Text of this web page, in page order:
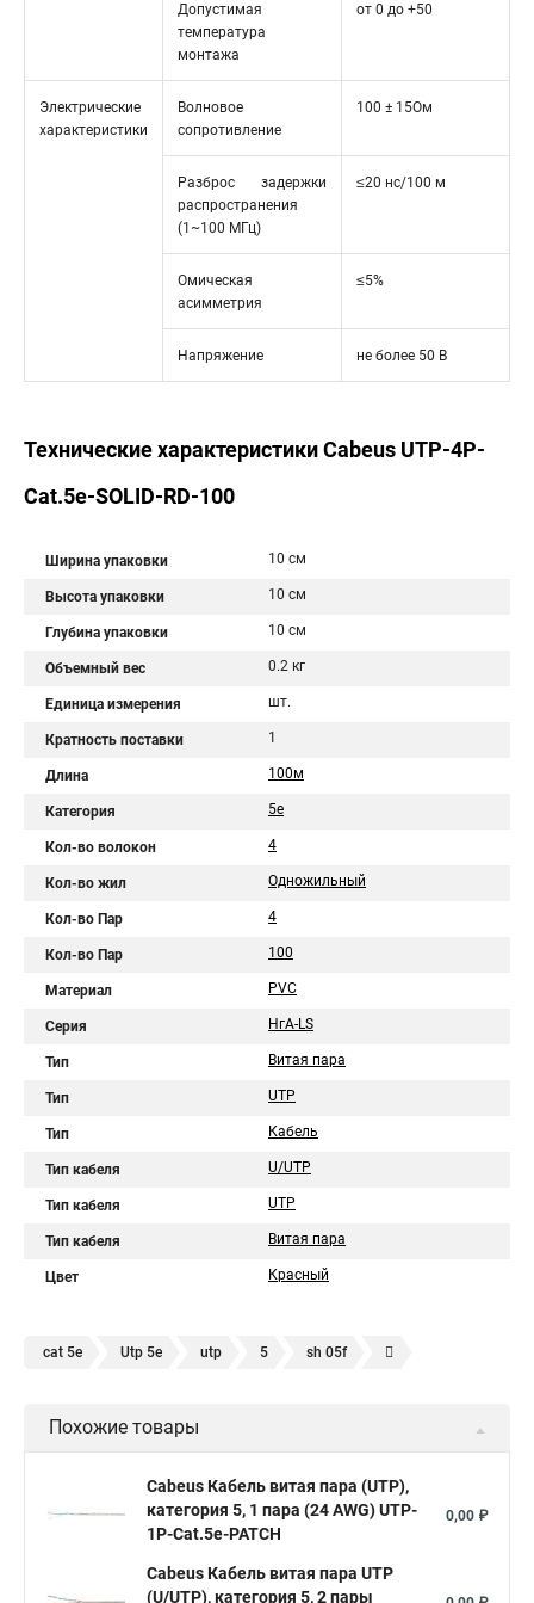
Допустимая
температура
монтажа
от 0 до +50
Электрические
характеристики
Волновое
сопротивление
100 ± 15Ом
Разброс задержки
распространения
(1~100 МГц)
≤20 нс/100 м
Омическая
асимметрия
≤5%
Напряжение не более 50 В
Технические характеристики Cabeus UTP-4P-
Cat.5e-SOLID-RD-100
Ширина упаковки 10 см
Высота упаковки 10 см
Глубина упаковки 10 см
Объемный вес 0.2 кг
Единица измерения шт.
Кратность поставки 1
Длина 100м
Категория 5e
Кол-во волокон 4
Кол-во жил Одножильный
Кол-во Пар 4
Кол-во Пар 100
Материал PVC
Серия НгА-LS
Тип Витая пара
Тип UTP
Тип Кабель
Тип кабеля U/UTP
Тип кабеля UTP
Тип кабеля Витая пара
Цвет Красный
cat 5e Utp 5e utp 5 sh 05f
Похожие товары
Cabeus Кабель витая пара (UTP),
категория 5, 1 пара (24 AWG) UTP-
1P-Cat.5e-PATCH
0,00 ₽
Cabeus Кабель витая пара UTP
(U/UTP), категория 5, 2 пары